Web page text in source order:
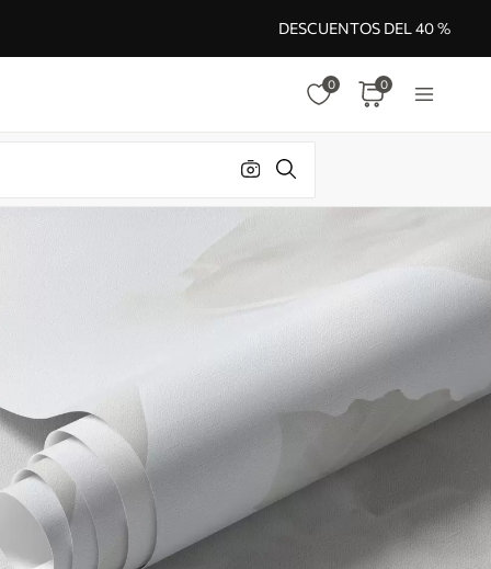
DESCUENTOS DEL 40 %
0 0